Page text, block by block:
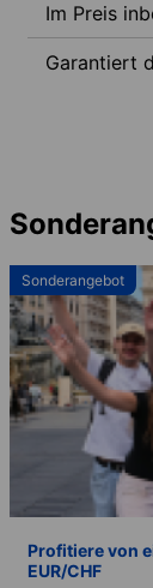
Im Preis
Garantiert
Sonderangebot
Profitiere von
EUR/CHF